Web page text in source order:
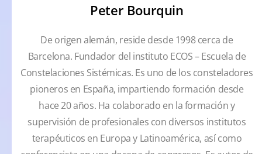
Peter Bourquin
De origen alemán, reside desde 1998 cerca de
Barcelona. Fundador del instituto ECOS – Escuela de
Constelaciones Sistémicas. Es uno de los consteladores
pioneros en España, impartiendo formación desde
hace 20 años. Ha colaborado en la formación y
supervisión de profesionales con diversos institutos
terapéuticos en Europa y Latinoamérica, así como